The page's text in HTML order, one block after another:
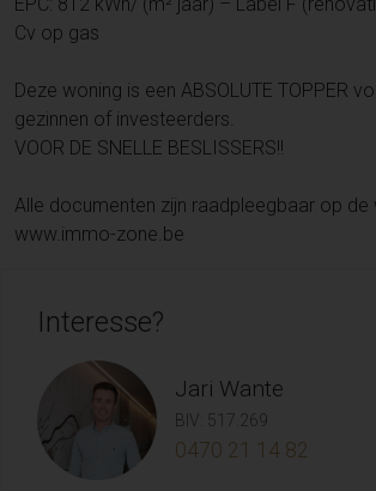
Cv op gas
Deze woning is een ABSOLUTE TOPPER
gezinnen of investeerders.
VOOR DE SNELLE BESLISSERS!!
Alle documenten zijn raadpleegbaar op de
www.immo-zone.be
Interesse?
Jari Wante
BIV: 517.269
0470 21 14 82